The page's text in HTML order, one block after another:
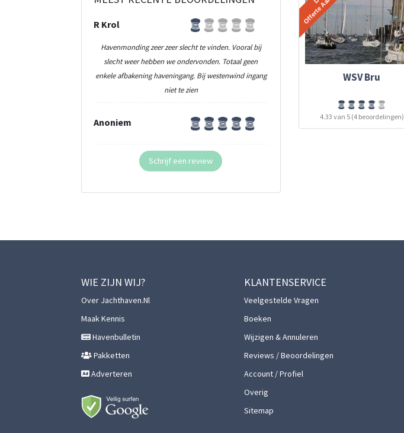
R Krol
Havenmonding zeer zeer slecht te vinden. Vooral bij
slecht weer hebben we ondervonden. Totaal geen
enkele afbakening haveningang. Bij westenwind ingang
niet te zien
Anoniem
Schrijf een review
WSV Bru
4.33 van 5 (4 beoordelingen)
WIE ZIJN WIJ?
Over Jachthaven.nl
Maak Kennis
Havenbulletin
Pakketten
Adverteren
KLANTENSERVICE
Veelgestelde Vragen
Boeken
Wijzigen & Annuleren
Reviews / Beoordelingen
Account / Profiel
Overig
Sitemap